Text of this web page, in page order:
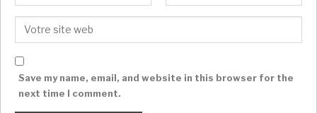
Save my name, email, and website in this browser for the
next time I comment.